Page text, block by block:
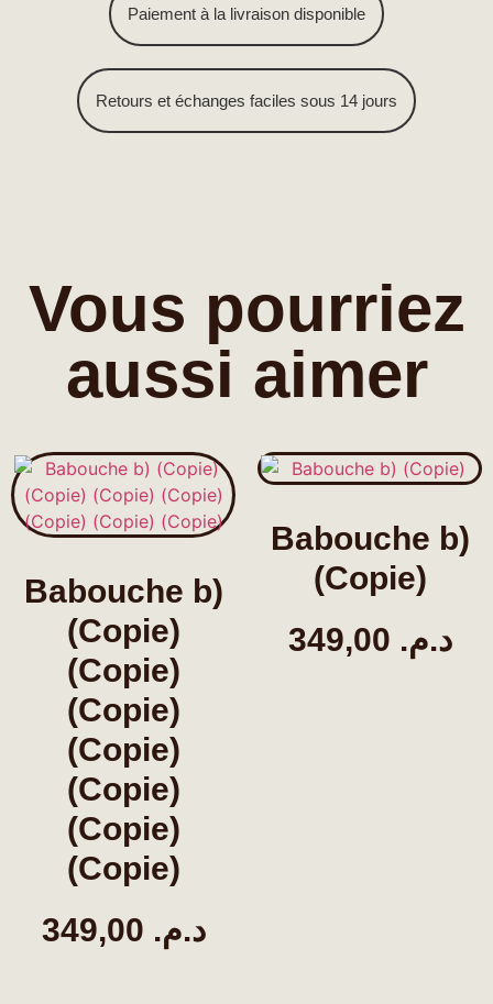
Paiement à la livraison disponible
Retours et échanges faciles sous 14 jours
Vous pourriez
aussi aimer
Babouche b)
(Copie)
(Copie)
(Copie)
(Copie)
(Copie)
(Copie)
(Copie)
د.م.
Babouche b)
(Copie)
د.م.